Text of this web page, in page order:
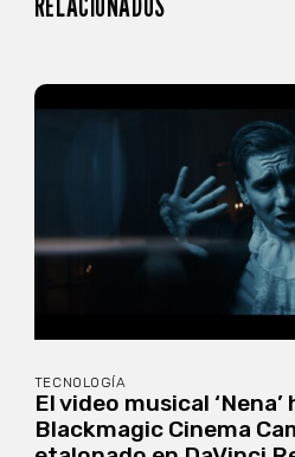
TECNOLOGÍA
El video musical
Blackmagic Cinema